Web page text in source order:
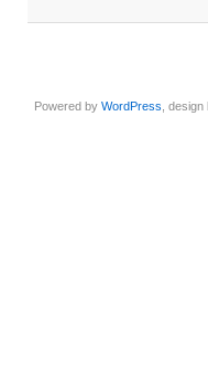
Powered byWordPress ,